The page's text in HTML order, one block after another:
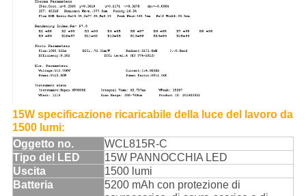
15W specificazione ricaricabile della luce del lavoro da
1500 lumi:
Oggetto no.
WCL815R-C
Tipo del LED
15W PANNOCCHIA LED
Uscita
1500 lumi
Batteria
5200 mAh con protezione di